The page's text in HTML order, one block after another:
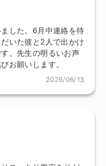
した。6月中連絡を待
いた彼と2人で出かけ
。先生の明るいお声
お願いします。
2026/06/13